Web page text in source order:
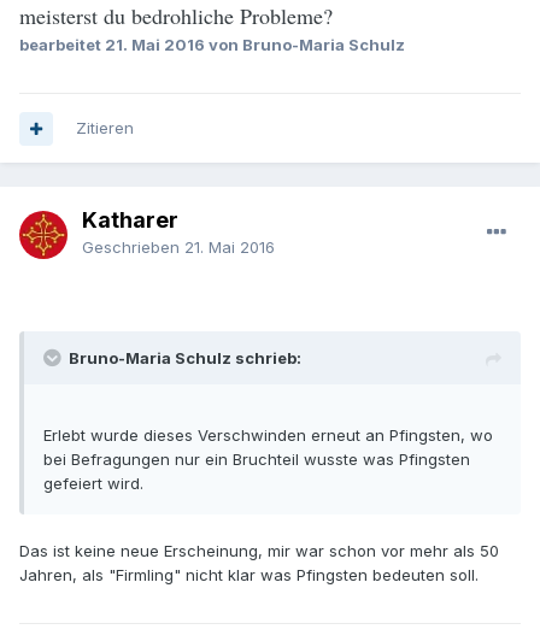
meisterst du bedrohliche Probleme?
bearbeitet 21. Mai 2016 von Bruno-Maria Schulz
Zitieren
Katharer
Geschrieben 21. Mai 2016
Bruno-Maria Schulz schrieb:
Erlebt wurde dieses Verschwinden erneut an Pfingsten, wo
bei Befragungen nur ein Bruchteil wusste was Pfingsten
gefeiert wird.
Das ist keine neue Erscheinung, mir war schon vor mehr als 50
Jahren, als "Firmling" nicht klar was Pfingsten bedeuten soll.